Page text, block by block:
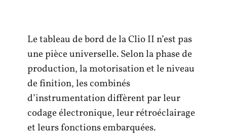
Le tableau de bord de la Clio II n’est pas
une pièce universelle. Selon la phase de
production, la motorisation et le niveau
de finition, les combinés
d’instrumentation diffèrent par leur
codage électronique, leur rétroéclairage
et leurs fonctions embarquées.